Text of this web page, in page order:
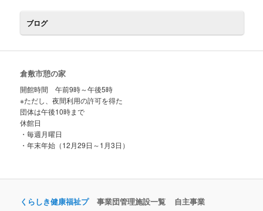
ブログ
倉敷市憩の家
開館時間 午前9時～午後5時
※ただし、夜間利用の許可を得た
団体は午後10時まで
休館日
・毎週月曜日
・年末年始（12月29日～1月3日）
くらしき健康福祉プ
事業団管理施設一覧
自主事業